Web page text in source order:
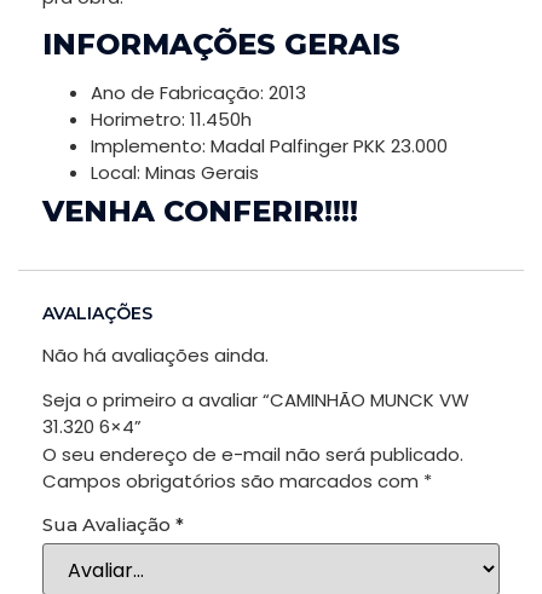
INFORMAÇÕES GERAIS
Ano de Fabricação: 2013
Horimetro: 11.450h
Implemento: Madal Palfinger PKK 23.000
Local: Minas Gerais
VENHA CONFERIR!!!!
AVALIAÇÕES
Não há avaliações ainda.
Seja o primeiro a avaliar “CAMINHÃO MUNCK VW
31.320 6×4”
O seu endereço de e-mail não será publicado.
Campos obrigatórios são marcados com *
Sua Avaliação *
Marketing
Ao compartilhar
seus interesses
comportamento
site, você
aumenta a
chance de ver
conteúdo
personalizado e
DEfers.